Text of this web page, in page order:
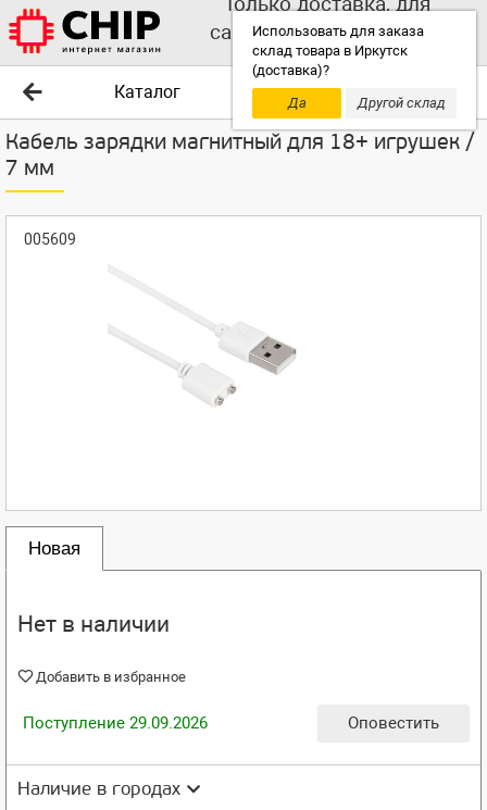
Использовать для заказа
склад товара в Иркутск
(доставка)?
Да
Другой склад
самовывоза выбирайте
другой склад!
Каталог
Кабель зарядки магнитный для 18+ игрушек /
7 мм
005609
Новая
Нет в наличии
Добавить в избранное
Поступление 29.09.2026 Оповестить
Наличие в городах